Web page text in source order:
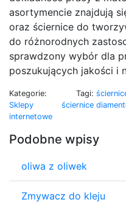
asortymencie znajdują
oraz ściernice do
do różnorodnych
sprawdzony wybór dla
poszukujących jakości i
Kategorie:
Sklepy
internetowe
Tagi:
ściernice
Podobne wpisy
oliwa z oliwek
Zmywacz do kleju